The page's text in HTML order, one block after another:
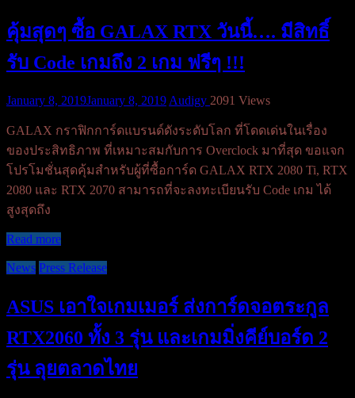
คุ้มสุดๆ ซื้อ GALAX RTX วันนี้…. มีสิทธิ์
รับ Code เกมถึง 2 เกม ฟรีๆ !!!
January 8, 2019January 8, 2019 Audigy 2091 Views
GALAX กราฟิกการ์ดแบรนด์ดังระดับโลก ที่โดดเด่นในเรื่อง
ของประสิทธิภาพ ที่เหมาะสมกับการ Overclock มาที่สุด ขอแจก
โปรโมชั่นสุดคุ้มสำหรับผู้ที่ซื้อการ์ด GALAX RTX 2080 Ti, RTX
2080 และ RTX 2070 สามารถที่จะลงทะเบียนรับ Code เกม ได้
สูงสุดถึง
Read more
News Press Release
ASUS เอาใจเกมเมอร์ ส่งการ์ดจอตระกูล
RTX2060 ทั้ง 3 รุ่น และเกมมิ่งคีย์บอร์ด 2
รุ่น ลุยตลาดไทย